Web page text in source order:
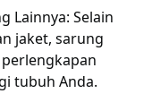
Lainnya: Selain
jaket, sarung
tubuh Anda.